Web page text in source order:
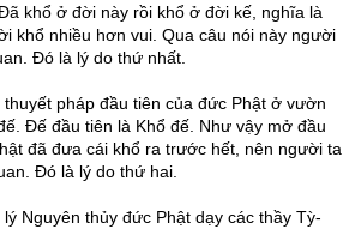
khổ ở đời này rồi khổ ở đời kế, nghĩa là
khổ nhiều hơn vui. Qua câu nói này người
Đó là lý do thứ nhất.
pháp đầu tiên của đức Phật ở vườn
Đế đầu tiên là Khổ đế. Như vậy mở đầu
đã đưa cái khổ ra trước hết, nên người ta
Đó là lý do thứ hai.
Nguyên thủy đức Phật dạy các thầy Tỳ-